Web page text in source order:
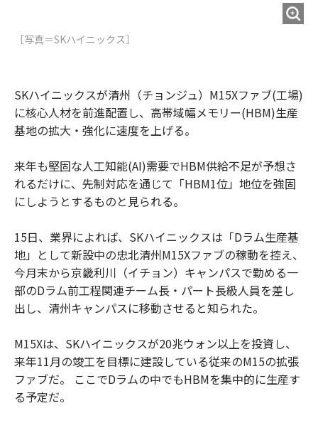
［写真＝SKハイニックス］
SKハイニックスが清州（チョンジュ）M15Xファブ(工場)
に核心人材を前進配置し、高帯域幅メモリー(HBM)生産
基地の拡大・強化に速度を上げる。
来年も堅固な人工知能(AI)需要でHBM供給不足が予想さ
れるだけに、先制対応を通じて「HBM1位」地位を強固
にしようとするものと見られる。
15日、業界によれば、SKハイニックスは「Dラム生産基
地」として新設中の忠北清州M15Xファブの稼動を控え、
今月末から京畿利川（イチョン）キャンパスで勤める一
部のDラム前工程関連チーム長・パート長級人員を差し
出し、清州キャンパスに移動させると知られた。
M15Xは、SKハイニックスが20兆ウォン以上を投資し、
来年11月の竣工を目標に建設している従来のM15の拡張
ファブだ。 ここでDラムの中でもHBMを集中的に生産す
る予定だ。